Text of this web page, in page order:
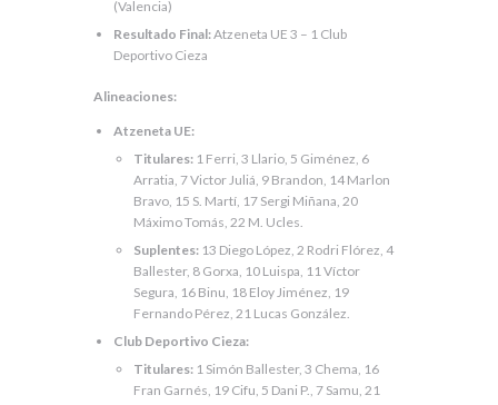
(Valencia)
Resultado Final:Atzeneta UE 3 – 1 Club
Deportivo Cieza
Alineaciones:
Atzeneta UE:
Titulares: 1 Ferri, 3 Llario, 5 Giménez, 6
Arratia, 7 Victor Juliá, 9 Brandon, 14 Marlon
Bravo, 15 S. Martí, 17 Sergi Miñana, 20
Máximo Tomás, 22 M. Ucles.
Suplentes: 13 Diego López, 2 Rodri Flórez, 4
Ballester, 8 Gorxa, 10 Luispa, 11 Víctor
Segura, 16 Binu, 18 Eloy Jiménez, 19
Fernando Pérez, 21 Lucas González.
Club Deportivo Cieza:
Titulares: 1 Simón Ballester, 3 Chema, 16
Fran Garnés, 19 Cifu, 5 Dani P., 7 Samu, 21